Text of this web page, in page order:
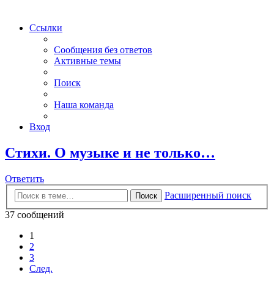
Ссылки
Сообщения без ответов
Активные темы
Поиск
Наша команда
Вход
Стихи. О музыке и не только…
Ответить
Поиск
Расширенный поиск
37 сообщений
1
2
3
След.